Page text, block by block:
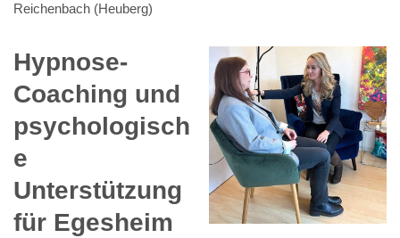
Reichenbach (Heuberg)
Hypnose-
Coaching und
psychologisch
e
Unterstützung
für Egesheim